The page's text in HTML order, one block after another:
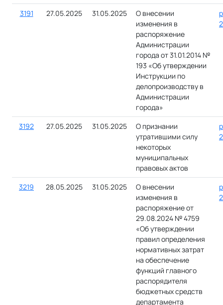
3191 27.05.2025 31.05.2025
О внесении
изменения в
распоряжение
Администрации
города от 31.01.2014 №
193 «Об утверждении
Инструкции по
делопроизводству в
Администрации
города»
3192 27.05.2025 31.05.2025
О признании
утратившими силу
некоторых
муниципальных
правовых актов
3219 28.05.2025 31.05.2025
О внесении
изменения в
распоряжение от
29.08.2024 № 4759
«Об утверждении
правил определения
нормативных затрат
на обеспечение
функций главного
распорядителя
бюджетных средств
департамента